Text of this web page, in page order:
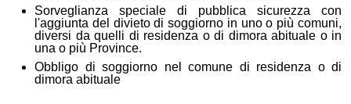
Sorveglianza speciale di pubblica sicurezza con
l'aggiunta del divieto di soggiorno in uno o più comuni,
diversi da quelli di residenza o di dimora abituale o in
una o più Province.
Obbligo di soggiorno nel comune di residenza o di
dimora abituale